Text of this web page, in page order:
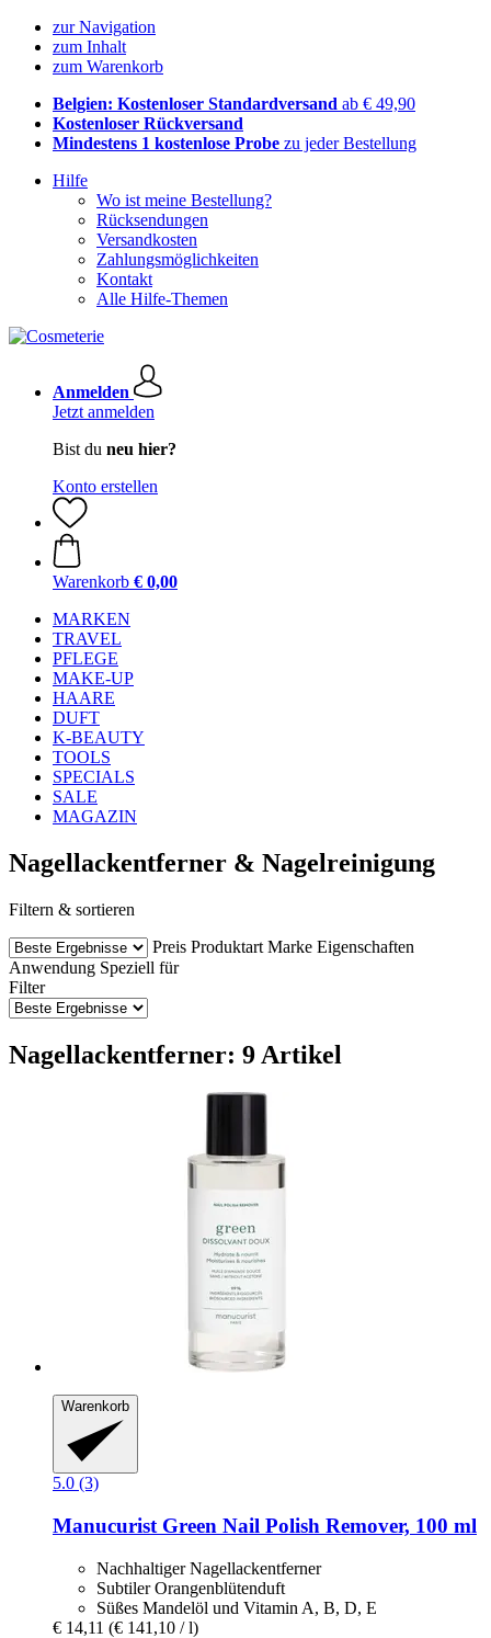
zur Navigation
zum Inhalt
zum Warenkorb
Belgien: Kostenloser Standardversand ab € 49,90
Kostenloser Rückversand
Mindestens 1 kostenlose Probe zu jeder Bestellung
Hilfe
Wo ist meine Bestellung?
Rücksendungen
Versandkosten
Zahlungsmöglichkeiten
Kontakt
Alle Hilfe-Themen
Anmelden
Jetzt anmelden
Bist du neu hier?
Konto erstellen
Warenkorb € 0,00
MARKEN
TRAVEL
PFLEGE
MAKE-UP
HAARE
DUFT
K-BEAUTY
TOOLS
SPECIALS
SALE
MAGAZIN
Nagellackentferner & Nagelreinigung
Filtern & sortieren
Preis Produktart Marke Eigenschaften
Anwendung Speziell für
Filter
Nagellackentferner: 9 Artikel
Warenkorb
5.0 (3)
Manucurist Green Nail Polish Remover, 100 ml
Nachhaltiger Nagellackentferner
Subtiler Orangenblütenduft
Süßes Mandelöl und Vitamin A, B, D, E
€ 14,11 (€ 141,10 / l)